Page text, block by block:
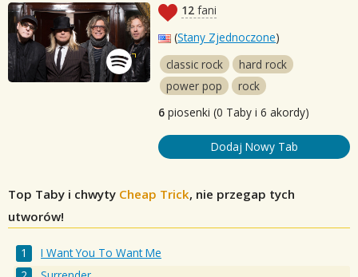
12 fani
(Stany Zjednoczone)
classic rock
hard rock
power pop
rock
6 piosenki (0 Taby i 6 akordy)
Dodaj Nowy Tab
Top Taby i chwyty Cheap Trick, nie przegap tych
utworów!
I Want You To Want Me